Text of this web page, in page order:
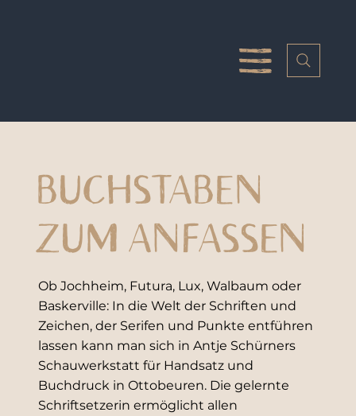
BUCHSTABEN
ZUM ANFASSEN
Ob Jochheim, Futura, Lux, Walbaum oder
Baskerville: In die Welt der Schriften und
Zeichen, der Serifen und Punkte entführen
lassen kann man sich in Antje Schürners
Schauwerkstatt für Handsatz und
Buchdruck in Ottobeuren. Die gelernte
Schriftsetzerin ermöglicht allen